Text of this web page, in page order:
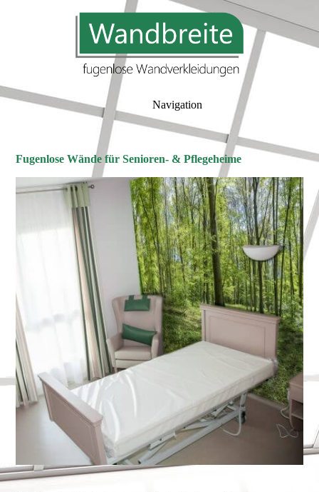
Navigation
Fugenlose Wände für Senioren- & Pflegeheime